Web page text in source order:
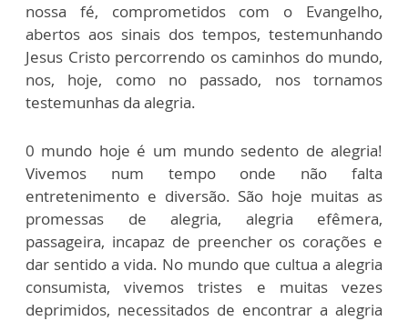
nossa fé, comprometidos com o Evangelho,
abertos aos sinais dos tempos, testemunhando
Jesus Cristo percorrendo os caminhos do mundo,
nos, hoje, como no passado, nos tornamos
testemunhas da alegria.
0 mundo hoje é um mundo sedento de alegria!
Vivemos num tempo onde não falta
entretenimento e diversão. São hoje muitas as
promessas de alegria, alegria efêmera,
passageira, incapaz de preencher os corações e
dar sentido a vida. No mundo que cultua a alegria
consumista, vivemos tristes e muitas vezes
deprimidos, necessitados de encontrar a alegria